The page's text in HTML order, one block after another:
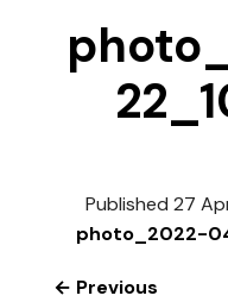
Published 27
photo_2022-
← Previous